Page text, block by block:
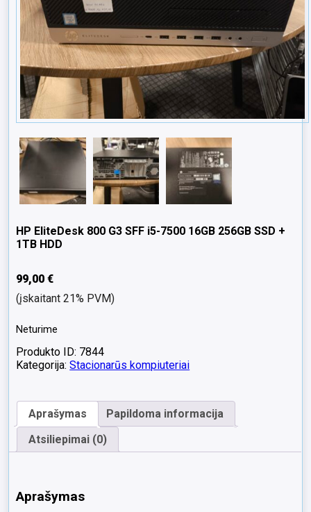
HP EliteDesk 800 G3 SFF i5-7500 16GB 256GB SSD +
1TB HDD
99,00€
(įskaitant 21% PVM)
Neturime
Produkto ID: 7844
Kategorija:Stacionarūs kompiuteriai
Aprašymas
Papildoma informacija
Atsiliepimai (0)
Aprašymas